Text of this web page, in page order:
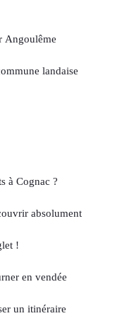
Angoulême
landaise
à Cognac ?
absolument
!
en vendée
un itinéraire